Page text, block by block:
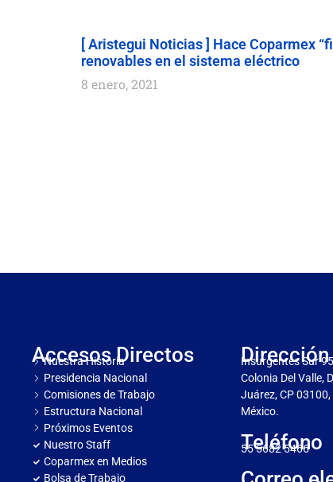
[ Aristegui Noticias ] Hace Coparmex
renovables en el sistema eléctrico
8 enero, 2021
Accesos Directos
Nuestra Historia
Presidencia Nacional
Comisiones de Trabajo
Estructura Nacional
Próximos Eventos
Nuestro Staff
Coparmex en Medios
Bolsa de Trabajo
Dirección
Insurgentes Sur
Colonia Del Valle,
Juárez, CP
México.
Teléfono
55 5682 5466